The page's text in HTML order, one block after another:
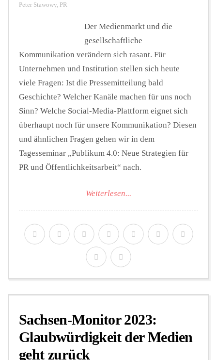
Peter Stawowy, PR
Der Medienmarkt und die
gesellschaftliche
Kommunikation verändern sich rasant. Für
Unternehmen und Institution stellen sich heute
viele Fragen: Ist die Pressemitteilung bald
Geschichte? Welcher Kanäle machen für uns noch
Sinn? Welche Social-Media-Plattform eignet sich
überhaupt noch für unsere Kommunikation? Diesen
und ähnlichen Fragen gehen wir in dem
Tagesseminar „Publikum 4.0: Neue Strategien für
PR und Öffentlichkeitsarbeit“ nach.
Weiterlesen...
Sachsen-Monitor 2023:
Glaubwürdigkeit der Medien
geht zurück